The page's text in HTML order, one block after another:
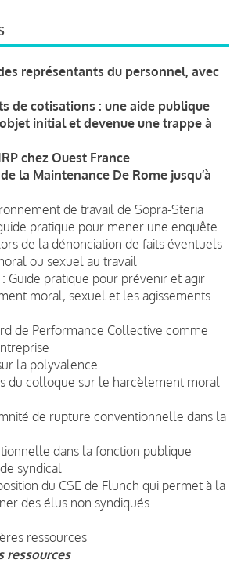
représentants du personnel, avec
de cotisations : une aide publique
initial et devenue une trappe à
chez Ouest France
la Maintenance De Rome jusqu’à
de travail de Sopra-Steria
pratique pour mener une enquête
de la dénonciation de faits éventuels
ou sexuel au travail
: Guide pratique pour prévenir et agir
moral, sexuel et les agissements
de Performance Collective comme
la polyvalence
du colloque sur le harcèlement moral
de rupture conventionnelle dans la
dans la fonction publique
syndical
du CSE de Flunch qui permet à la
des élus non syndiqués
ressources
ressources